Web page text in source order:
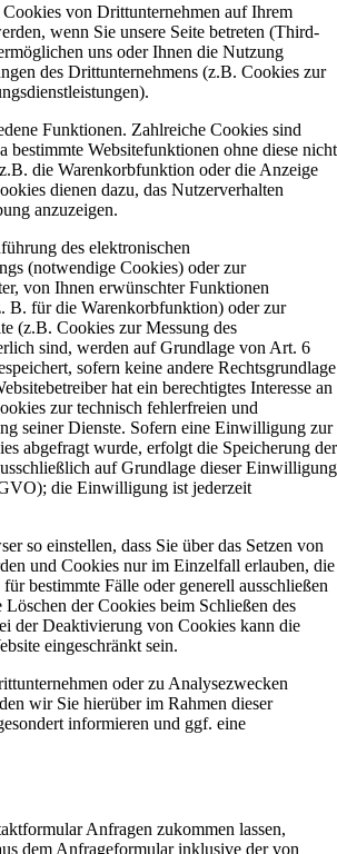
von Drittunternehmen auf Ihrem
wenn Sie unsere Seite betreten (Third-
uns oder Ihnen die Nutzung
des Drittunternehmens (z.B. Cookies zur
Funktionen. Zahlreiche Cookies sind
bestimmte Websitefunktionen ohne diese nicht
die Warenkorbfunktion oder die Anzeige
dienen dazu, das Nutzerverhalten
anzuzeigen.
des elektronischen
(notwendige Cookies) oder zur
von Ihnen erwünschter Funktionen
B. für die Warenkorbfunktion) oder zur
(z.B. Cookies zur Messung des
sind, werden auf Grundlage von Art. 6
sofern keine andere Rechtsgrundlage
hat ein berechtigtes Interesse an
zur technisch fehlerfreien und
seiner Dienste. Sofern eine Einwilligung zur
abgefragt wurde, erfolgt die Speicherung der
auf Grundlage dieser Einwilligung
die Einwilligung ist jederzeit
so einstellen, dass Sie über das Setzen von
und Cookies nur im Einzelfall erlauben, die
bestimmte Fälle oder generell ausschließen
Löschen der Cookies beim Schließen des
der Deaktivierung von Cookies kann die
eingeschränkt sein.
oder zu Analysezwecken
wir Sie hierüber im Rahmen dieser
informieren und ggf. eine
Anfragen zukommen lassen,
dem Anfrageformular inklusive der von